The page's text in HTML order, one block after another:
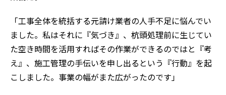
「工事全体を統括する元請け業者の人手不足に悩んでい
ました。私はそれに『気づき』、杭頭処理前に生じてい
た空き時間を活用すればその作業ができるのではと『考
え』、施工管理の手伝いを申し出るという『行動』を起
こしました。事業の幅がまた広がったのです」